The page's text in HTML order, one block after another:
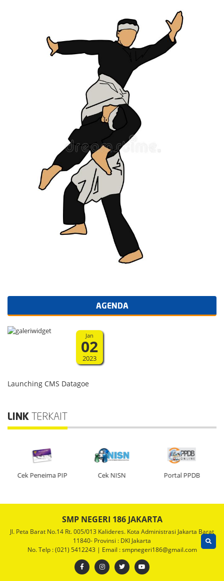
AGENDA
Jan
02
2023
Launching CMS Datagoe
LINK TERKAIT
Cek Peneima PIP Cek NISN Portal PPDB
SMP NEGERI 186 JAKARTA
Jl. Peta Barat No.14 Rt. 005/013 Kalideres. Kota Administrasi Jakarta Barat
11840- Provinsi : DKI Jakarta
No. Telp : (021) 5412243 | Email : smpnegeri186@gmail.com